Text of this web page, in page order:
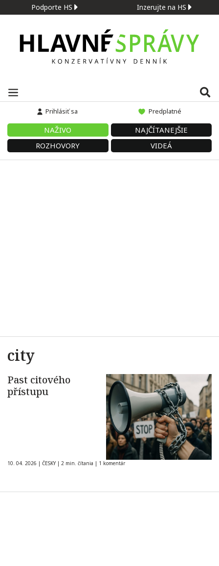
Podporte HS Inzerujte na HS
Prihlásiť sa Predplatné
NAŽIVO
NAJČÍTANEJŠIE
ROZHOVORY
VIDEÁ
city
Past citového
přístupu
10. 04. 2026 | ČESKY | 2 min. čítania | 1 komentár